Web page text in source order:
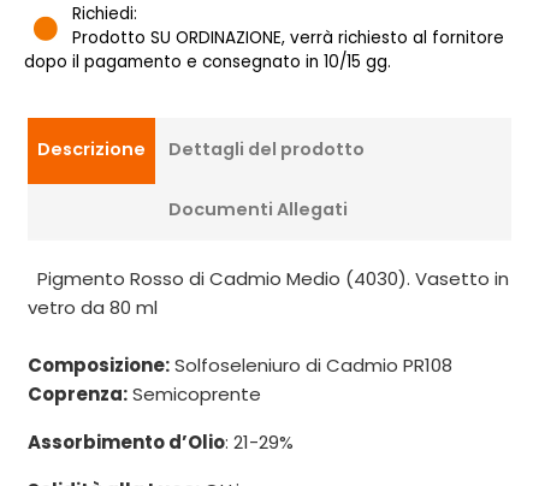
Richiedi:
Prodotto SU ORDINAZIONE, verrà richiesto al fornitore
dopo il pagamento e consegnato in 10/15 gg.
Descrizione Dettagli del prodotto
Documenti Allegati
Pigmento Rosso di Cadmio Medio (4030). Vasetto in
vetro da 80 ml
Composizione:Solfoseleniuro di Cadmio PR108
Coprenza:Semicoprente
Assorbimento d’Olio: 21-29%